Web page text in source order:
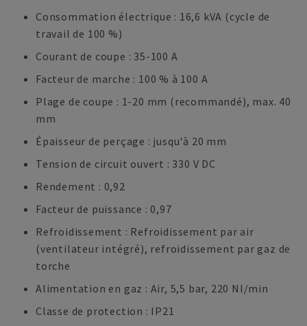
Consommation électrique : 16,6 kVA (cycle de
travail de 100 %)
Courant de coupe : 35-100 A
Facteur de marche : 100 % à 100 A
Plage de coupe : 1-20 mm (recommandé), max. 40
mm
Épaisseur de perçage : jusqu'à 20 mm
Tension de circuit ouvert : 330 V DC
Rendement : 0,92
Facteur de puissance : 0,97
Refroidissement : Refroidissement par air
(ventilateur intégré), refroidissement par gaz de
torche
Alimentation en gaz : Air, 5,5 bar, 220 Nl/min
Classe de protection : IP21